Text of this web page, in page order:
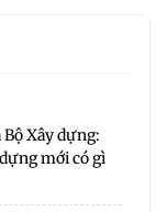
Xây dựng:
mới có gì